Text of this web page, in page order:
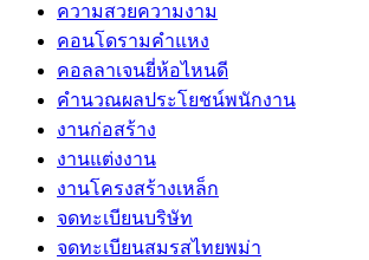
ความสวยความงาม
คอนโดรามคำแหง
คอลลาเจนยี่ห้อไหนดี
คำนวณผลประโยชน์พนักงาน
งานก่อสร้าง
งานแต่งงาน
งานโครงสร้างเหล็ก
จดทะเบียนบริษัท
จดทะเบียนสมรสไทยพม่า